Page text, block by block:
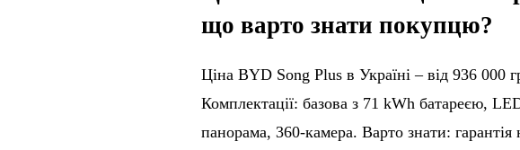
що варто знати покупцю?
Ціна BYD Song Plus в Україні – від 936 000
Комплектації: базова з 71 kWh батареєю,
панорама, 360-камера. Варто знати: гарантія